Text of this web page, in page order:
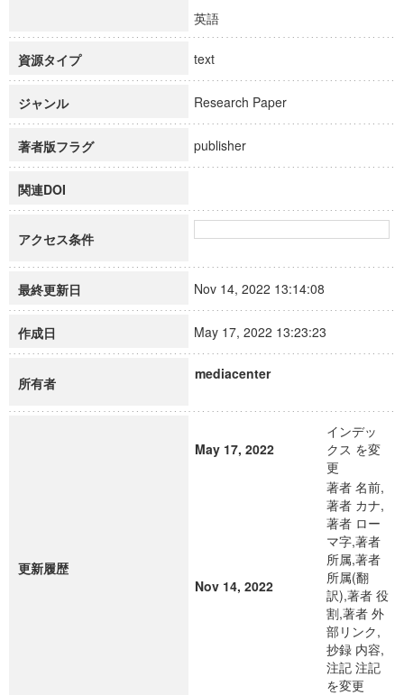
英語
資源タイプ text
ジャンル Research Paper
著者版フラグ publisher
関連DOI
アクセス条件
最終更新日 Nov 14, 2022 13:14:08
作成日 May 17, 2022 13:23:23
所有者
mediacenter
更新履歴
May 17, 2022
インデッ
クス を変
更
Nov 14, 2022
著者 名前,
著者 カナ,
著者 ロー
マ字,著者
所属,著者
所属(翻
訳),著者 役
割,著者 外
部リンク,
抄録 内容,
注記 注記
を変更